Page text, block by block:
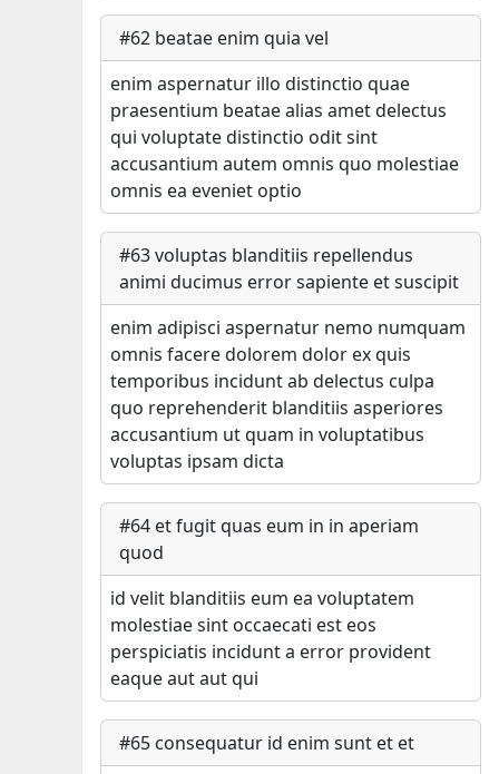
#62 beatae enim quia vel
enim aspernatur illo distinctio quae
praesentium beatae alias amet delectus
qui voluptate distinctio odit sint
accusantium autem omnis quo molestiae
omnis ea eveniet optio
#63voluptas blanditiis repellendus
animi ducimus error sapiente et suscipit
enim adipisci aspernatur nemo numquam
omnis facere dolorem dolor ex quis
temporibus incidunt ab delectus culpa
quo reprehenderit blanditiis asperiores
accusantium ut quam in voluptatibus
voluptas ipsam dicta
#64 et fugit quas eum in in aperiam
quod
id velit blanditiis eum ea voluptatem
molestiae sint occaecati est eos
perspiciatis incidunt a error provident
eaque aut aut qui
#65 consequatur id enim sunt et et